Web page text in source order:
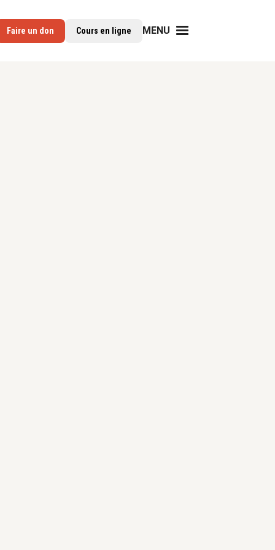
Faire un don Cours en ligne MENU